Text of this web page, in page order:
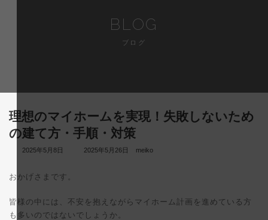
BLOG
ブログ
理想のマイホームを実現！失敗しないため
の建て方・手順・対策
2025年5月8日
最
2025年5月26日 meiko
おかげさまです。
皆様の中には、不安を抱えながらマイホーム計画を進めている方
も多いのではないでしょうか。